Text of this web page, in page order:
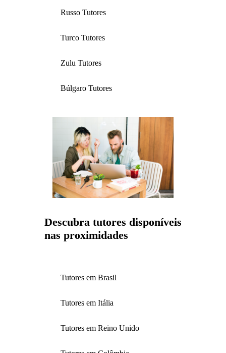
Russo Tutores
Turco Tutores
Zulu Tutores
Búlgaro Tutores
Descubra tutores disponíveis
nas proximidades
Tutores em Brasil
Tutores em Itália
Tutores em Reino Unido